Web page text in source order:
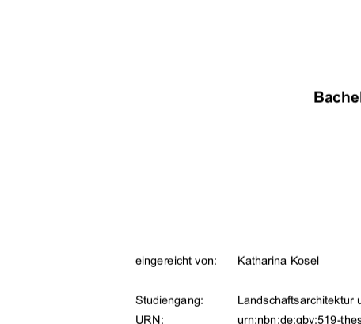
eingereicht von: Katharina Kosel
Studiengang: Landschaftsarchitektur
URN:                                 urn:nbn:de:gbv:519-